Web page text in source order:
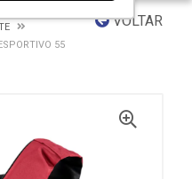
VOLTAR
55